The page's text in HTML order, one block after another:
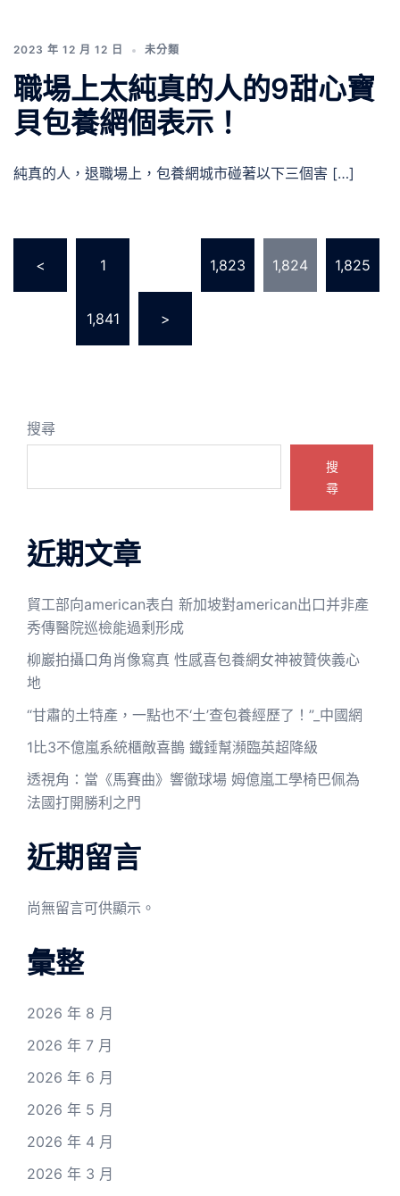
2023 年 12 月 12 日 未分類
職場上太純真的人的9甜心寶
貝包養網個表示！
純真的人，退職場上，包養網城市碰著以下三個害 […]
分
< 1 1,823 1,824 1,825
1,841 >
搜尋
搜
尋
近期文章
貿工部向american表白 新加坡對american出口并非產
秀傳醫院巡檢能過剩形成
柳巖拍攝口角肖像寫真 性感喜包養網女神被贊俠義心
地
“甘肅的土特產，一點也不‘土’查包養經歷了！”_中國網
1比3不億嵐系統櫃敵喜鵲 鐵錘幫瀕臨英超降級
透視角：當《馬賽曲》響徹球場 姆億嵐工學椅巴佩為
法國打開勝利之門
近期留言
尚無留言可供顯示。
彙整
2026 年 8 月
2026 年 7 月
2026 年 6 月
2026 年 5 月
2026 年 4 月
2026 年 3 月